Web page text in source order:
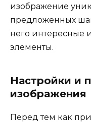
изображение
предложенных
него интересные
элементы.
Настройки и
изображения
Перед тем как